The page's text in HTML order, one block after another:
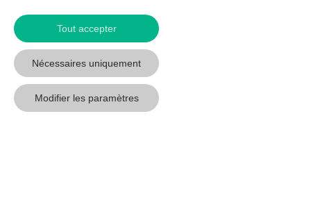
www.gyso.ch
suivez
GYSO
sur
suivez
GYSO
Youtube
suivez
GYSO
sur
Linkedin
Tout accepter
Nécessaires uniquement
Modifier les paramètres